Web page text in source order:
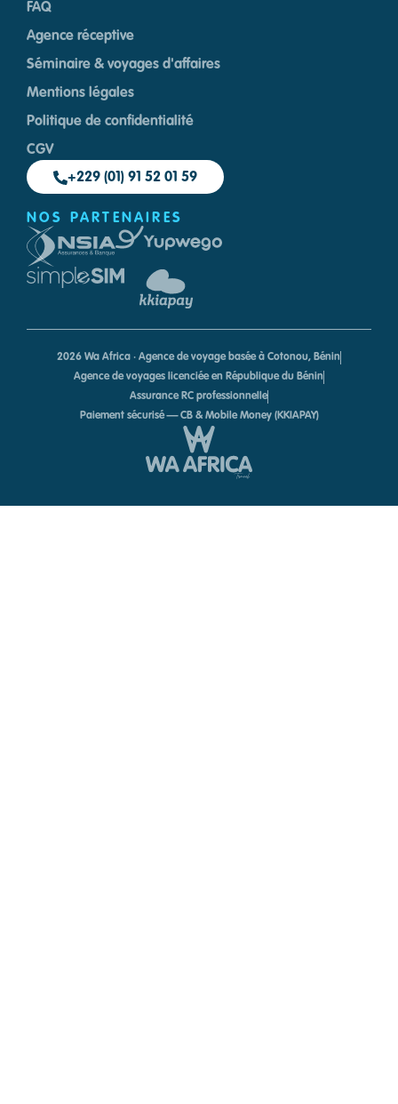
FAQ
Agence réceptive
Séminaire & voyages d'affaires
Mentions légales
Politique de confidentialité
CGV
+229 (01) 91 52 01 59
NOS PARTENAIRES
2026 Wa Africa · Agence de voyage basée à Cotonou, Bénin
Agence de voyages licenciée en République du Bénin
Assurance RC professionnelle
Paiement sécurisé — CB & Mobile Money (KKIAPAY)